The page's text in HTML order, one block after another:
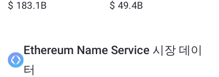
$ 183.1B $ 49.4B
Ethereum Name Service 시장 데이
터